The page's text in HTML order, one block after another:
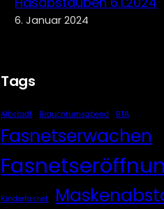
6. Januar 2024
Tags
Albstadt Brauchtumsabend BTA
Fasnetserwachen
Kinderfasnet